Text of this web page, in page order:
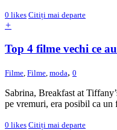
0 likes Citiți mai departe
+
Top 4 filme vechi ce
Filme Filme moda, 0
Sabrina, Breakfast at
pe vremuri, era posibil ca un
0 likes Citiți mai departe